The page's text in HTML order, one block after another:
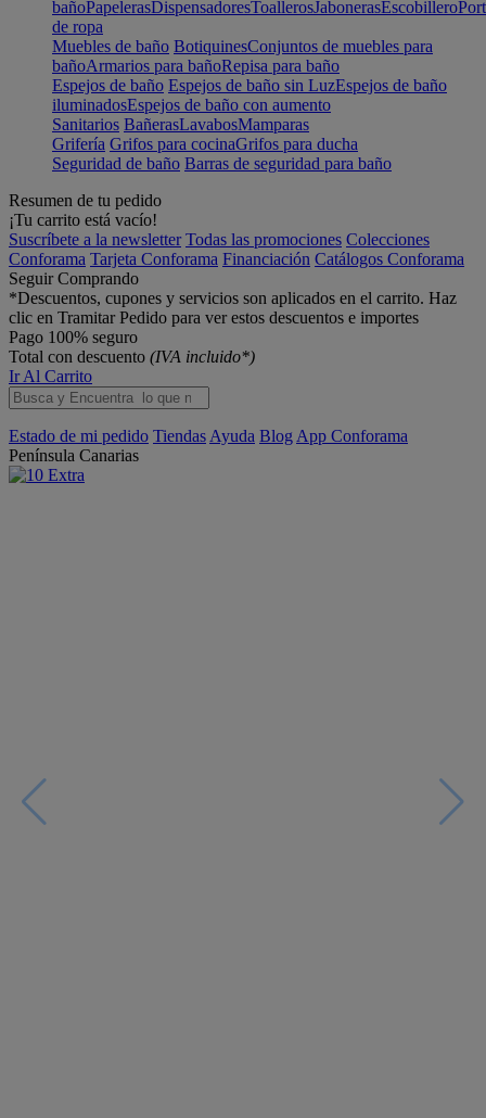
bañoPapelerasDispensadoresToallerosJabonerasEscobillero
de ropa
Muebles de baño BotiquinesConjuntos de muebles para
bañoArmarios para bañoRepisa para baño
Espejos de baño Espejos de baño sin LuzEspejos de baño
iluminadosEspejos de baño con aumento
Sanitarios BañerasLavabosMamparas
Grifería Grifos para cocinaGrifos para ducha
Seguridad de baño Barras de seguridad para baño
Resumen de tu pedido
¡Tu carrito está vacío!
Suscríbete a la newsletter Todas las promociones Colecciones
Conforama Tarjeta Conforama Financiación Catálogos Conforama
Seguir Comprando
*Descuentos, cupones y servicios son aplicados en el carrito. Haz
clic en Tramitar Pedido para ver estos descuentos e importes
Pago 100% seguro
Total con descuento (IVA incluido*)
Ir Al Carrito
Estado de mi pedido Tiendas Ayuda Blog App Conforama
Península Canarias